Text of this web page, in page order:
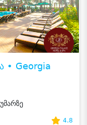
• Georgia
4.8